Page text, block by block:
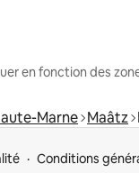
en fonction des
Marne Maâtz
Conditions